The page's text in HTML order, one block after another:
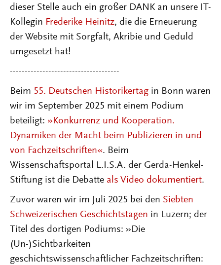
dieser Stelle auch ein großer DANK an unsere IT-
Kollegin Frederike Heinitz, die die Erneuerung
der Website mit Sorgfalt, Akribie und Geduld
umgesetzt hat!
-------------------------------------
Beim 55. Deutschen Historikertag in Bonn waren
wir im September 2025 mit einem Podium
beteiligt: »Konkurrenz und Kooperation.
Dynamiken der Macht beim Publizieren in und
von Fachzeitschriften«. Beim
Wissenschaftsportal L.I.S.A. der Gerda-Henkel-
Stiftung ist die Debatte als Video dokumentiert.
Zuvor waren wir im Juli 2025 bei den Siebten
Schweizerischen Geschichtstagen in Luzern; der
Titel des dortigen Podiums: »Die
(Un-)Sichtbarkeiten
geschichtswissenschaftlicher Fachzeitschriften: